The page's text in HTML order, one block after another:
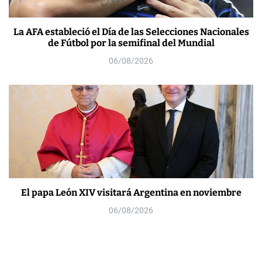
La AFA estableció el Día de las Selecciones Nacionales
de Fútbol por la semifinal del Mundial
06/08/2026
El papa León XIV visitará Argentina en noviembre
06/08/2026